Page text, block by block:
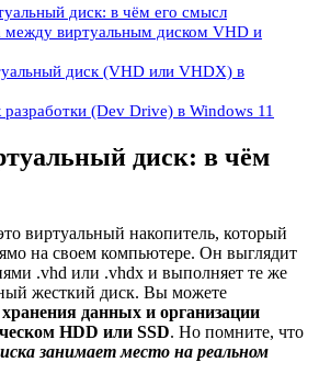
диск: в чём его смысл
между виртуальным диском VHD и
диск (VHD или VHDX) в
разработки (Dev Drive) в Windows 11
диск: в чём
виртуальный накопитель, который
на своем компьютере. Он выглядит
.vhd или .vhdx и выполняет те же
жесткий диск. Вы можете
данных и организации
HDD или SSD. Но помните, что
занимает место на реальном